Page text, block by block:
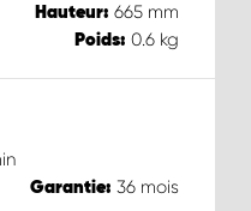
Hauteur: 665 mm
Poids: 0.6 kg
Garantie: 36 mois